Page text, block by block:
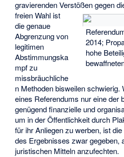
2014;
hohe
gravierenden Verstößen gegen
freien Wahl ist
die genaue
Abgrenzung von
legitimen
Abstimmungska
mpf zu
missbräuchliche
n Methoden bisweilen schwierig.
eines Referendums nur eine der
genügend finanzielle und
um in der Öffentlichkeit durch
für ihr Anliegen zu werben, ist
des Ergebnisses zwar gegeben,
juristischen Mitteln anzufechten.